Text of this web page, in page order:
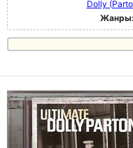
Dolly
Жанры: